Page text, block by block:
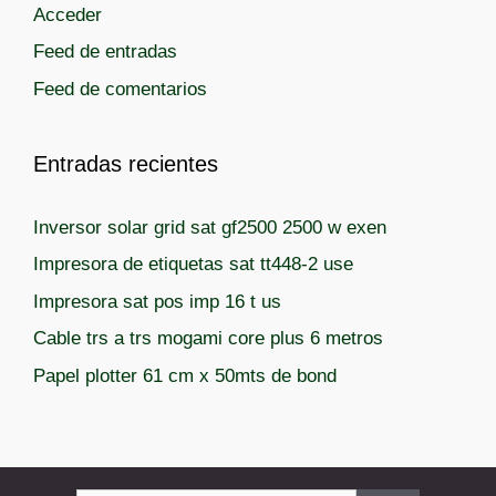
Acceder
Feed de entradas
Feed de comentarios
Entradas recientes
Inversor solar grid sat gf2500 2500 w exen
Impresora de etiquetas sat tt448-2 use
Impresora sat pos imp 16 t us
Cable trs a trs mogami core plus 6 metros
Papel plotter 61 cm x 50mts de bond